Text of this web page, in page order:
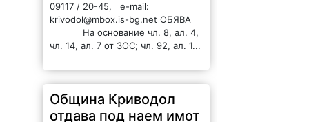
09117 / 20-45, e-mail:
krivodol@mbox.is-bg.net ОБЯВА
На основание чл. 8, ал. 4,
чл. 14, ал. 7 от ЗОС; чл. 92, ал. 1...
Община Криводол
отдава под наем имот